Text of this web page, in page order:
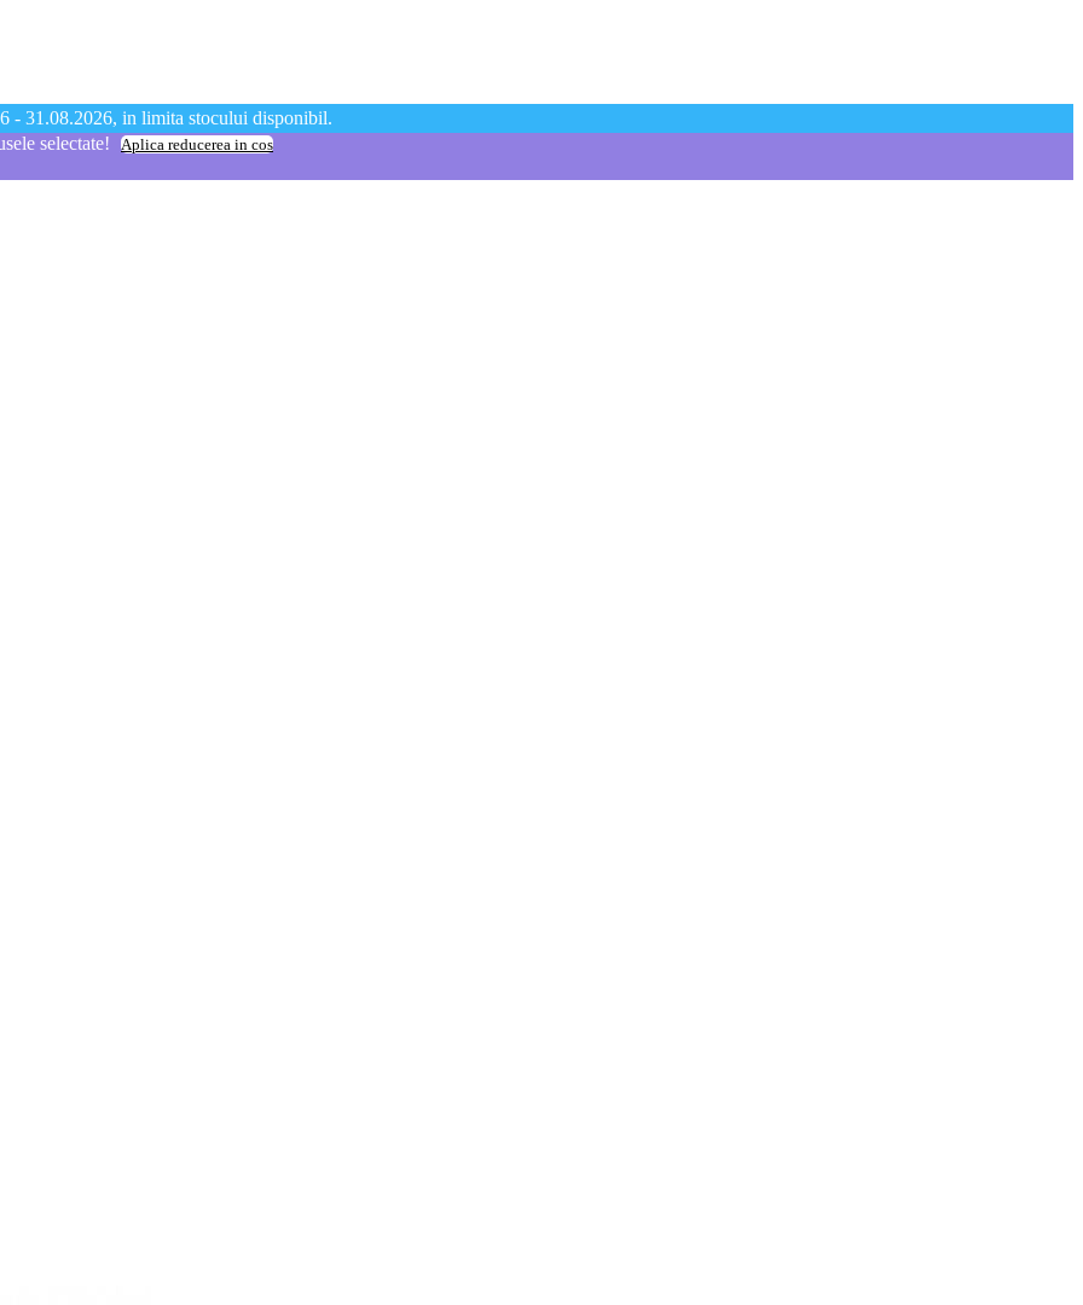
- 31.08.2026, in limita stocului disponibil.
selectate!
Aplica reducerea in cos